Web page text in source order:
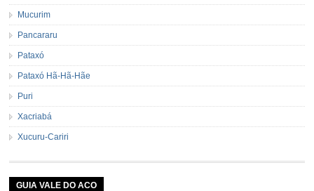
Mucurim
Pancararu
Pataxó
Pataxó Hã-Hã-Hãe
Puri
Xacriabá
Xucuru-Cariri
GUIA VALE DO ACO